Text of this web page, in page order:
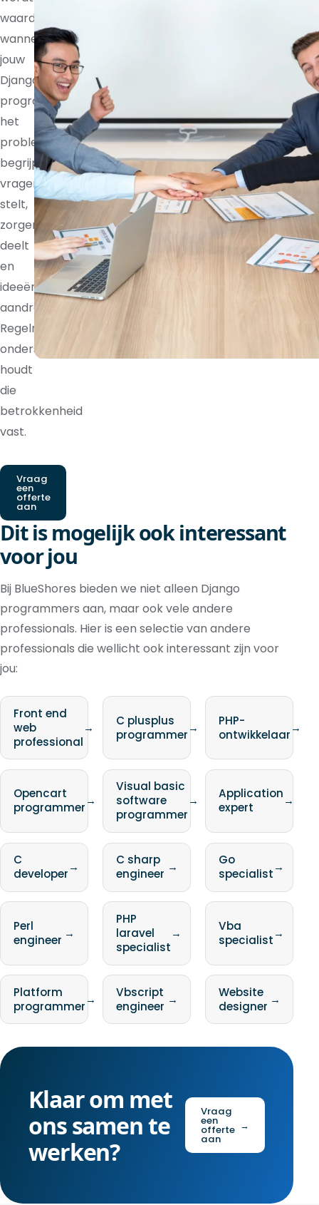
waardevoller
wanneer
jouw
Django
programmer
het
probleem
begrijpt,
vragen
stelt,
zorgen
deelt
en
ideeën
aandraagt.
Regelmatige
ondersteuning
houdt
die
betrokkenheid
vast.
Vraag
een
offerte
aan
Dit is mogelijk ook interessant
voor jou
Bij BlueShores bieden we niet alleen Django
programmers aan, maar ook vele andere
professionals. Hier is een selectie van andere
professionals die wellicht ook interessant zijn voor
jou:
Front end
web
professional
→
C plusplus
programmer→
PHP-
ontwikkelaar→
Opencart
programmer→
Visual basic
software
programmer
→
Application
expert
→
C
developer→
C sharp
engineer →
Go
specialist→
Perl
engineer →
PHP
laravel
specialist
→
Vba
specialist→
Platform
programmer→
Vbscript
engineer →
Website
designer →
Klaar om met
ons samen te
werken?
Vraag
een
offerte
aan
→